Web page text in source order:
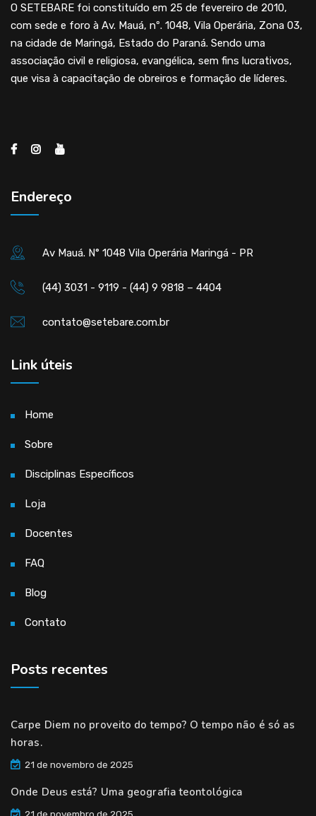
O SETEBARE foi constituído em 25 de fevereiro de 2010,
com sede e foro à Av. Mauá, nº. 1048, Vila Operária, Zona 03,
na cidade de Maringá, Estado do Paraná. Sendo uma
associação civil e religiosa, evangélica, sem fins lucrativos,
que visa à capacitação de obreiros e formação de líderes.
Endereço
Av Mauá. N° 1048 Vila Operária Maringá - PR
(44) 3031 - 9119 - (44) 9 9818 – 4404
contato@setebare.com.br
Link úteis
Home
Sobre
Disciplinas Específicos
Loja
Docentes
FAQ
Blog
Contato
Posts recentes
Carpe Diem no proveito do tempo? O tempo não é só as
horas.
21 de novembro de 2025
Onde Deus está? Uma geografia teontológica